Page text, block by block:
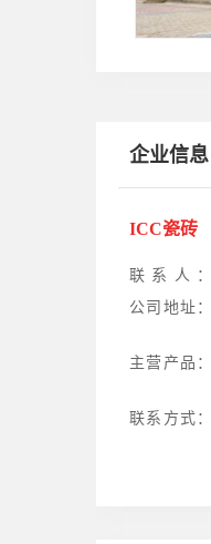
企业信息
ICC瓷砖
联系人：
公司地址：
主营产品：
联系方式：